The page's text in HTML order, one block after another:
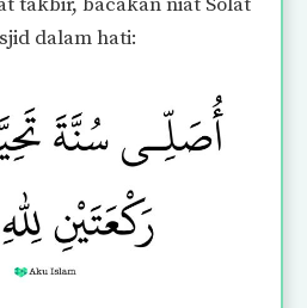
dalam hati: